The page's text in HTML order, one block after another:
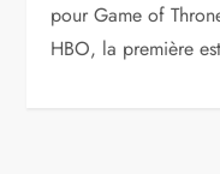
pour Game of
HBO, la première